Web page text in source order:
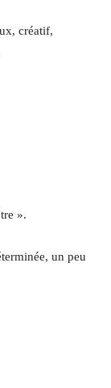
créatif,
».
un peu